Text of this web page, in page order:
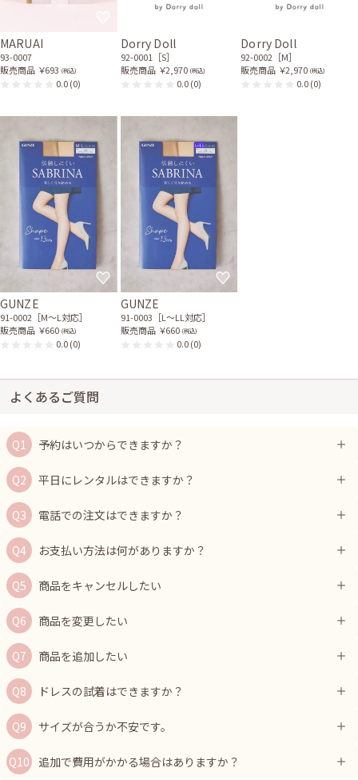
MARUAI
93-0007
販売商品 ￥693 (税込)
0.0(0)
Dorry Doll
92-0001［S］
販売商品 ￥2,970 (税込)
0.0(0)
Dorry Doll
92-0002［M］
販売商品 ￥2,970 (税込)
0.0(0)
GUNZE
91-0002［M〜L対応］
販売商品 ￥660 (税込)
0.0(0)
GUNZE
91-0003［L〜LL対応］
販売商品 ￥660 (税込)
0.0(0)
よくあるご質問
予約はいつからできますか？
平日にレンタルはできますか？
電話での注文はできますか？
お支払い方法は何がありますか？
商品をキャンセルしたい
商品を変更したい
商品を追加したい
ドレスの試着はできますか？
サイズが合うか不安です。
追加で費用がかかる場合はありますか？